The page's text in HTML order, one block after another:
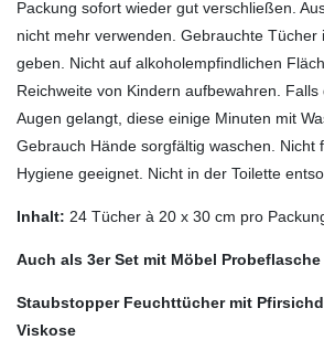
Packung sofort wieder gut verschließen.
nicht mehr verwenden. Gebrauchte Tücher
geben. Nicht auf alkoholempfindlichen
Reichweite von Kindern aufbewahren.
Augen gelangt, diese einige Minuten mit
Gebrauch Hände sorgfältig waschen. Nicht
Hygiene geeignet. Nicht in der Toilette
Inhalt: 24 Tücher à 20 x 30 cm pro
Auch als 3er Set mit Möbel
Staubstopper Feuchttücher mit
Viskose